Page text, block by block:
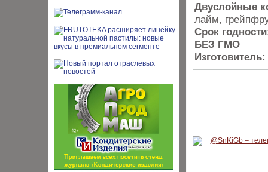
Двуслойные
лайм,
Срок
БЕЗ ГМО
Изготовитель: